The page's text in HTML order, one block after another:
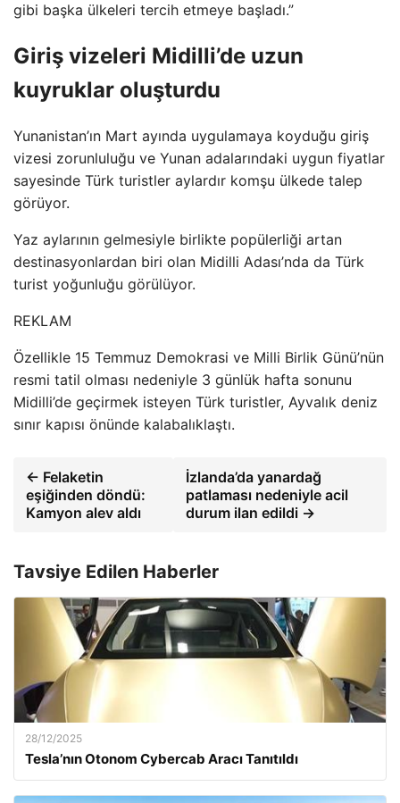
gibi başka ülkeleri tercih etmeye başladı.”
Giriş vizeleri Midilli’de uzun
kuyruklar oluşturdu
Yunanistan’ın Mart ayında uygulamaya koyduğu giriş
vizesi zorunluluğu ve Yunan adalarındaki uygun fiyatlar
sayesinde Türk turistler aylardır komşu ülkede talep
görüyor.
Yaz aylarının gelmesiyle birlikte popülerliği artan
destinasyonlardan biri olan Midilli Adası’nda da Türk
turist yoğunluğu görülüyor.
REKLAM
Özellikle 15 Temmuz Demokrasi ve Milli Birlik Günü’nün
resmi tatil olması nedeniyle 3 günlük hafta sonunu
Midilli’de geçirmek isteyen Türk turistler, Ayvalık deniz
sınır kapısı önünde kalabalıklaştı.
← Felaketin
eşiğinden döndü:
Kamyon alev aldı
İzlanda’da yanardağ
patlaması nedeniyle acil
durum ilan edildi →
Tavsiye Edilen Haberler
28/12/2025
Tesla’nın Otonom Cybercab Aracı Tanıtıldı